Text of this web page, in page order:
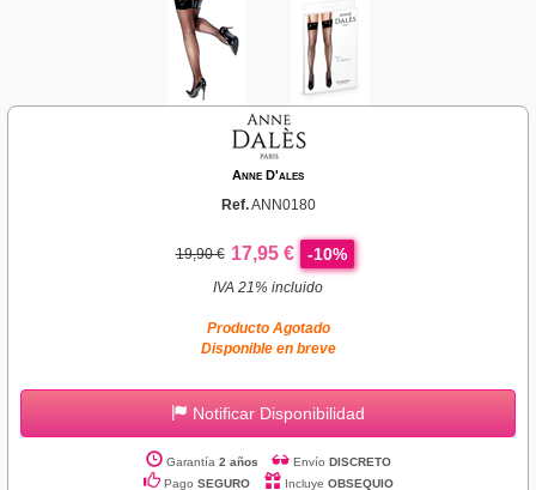
Anne D'ales
Ref.ANN0180
19,90 € 17,95 € -10%
IVA 21% incluido
Producto Agotado
Disponible en breve
Notificar Disponibilidad
Garantía 2 años Envío DISCRETO
Pago SEGURO Incluye OBSEQUIO